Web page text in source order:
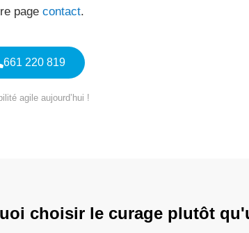
page contact.
661 220 819
agile aujourd’hui !
choisir le curage plutôt